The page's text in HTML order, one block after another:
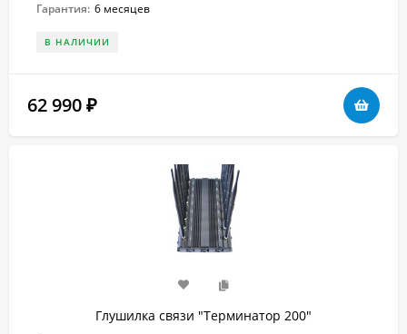
Гарантия: 6 месяцев
В НАЛИЧИИ
62 990 ₽
Глушилка связи "Терминатор 200"